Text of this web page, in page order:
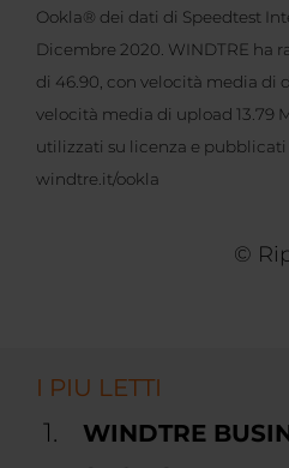
Ookla® dei dati di Speedtest
Dicembre 2020. WINDTRE ha
di 46.90, con velocità media di
velocità media di upload 13.79
utilizzati su licenza e pubblicati
windtre.it/ookla
©
I PIU LETTI
WINDTRE